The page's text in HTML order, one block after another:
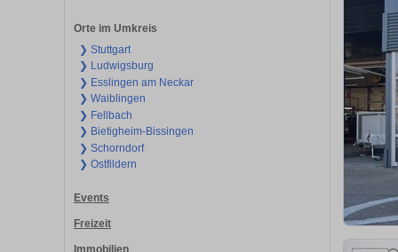
Orte im Umkreis
❯ Stuttgart
❯ Ludwigsburg
❯ Esslingen am Neckar
❯ Waiblingen
❯ Fellbach
❯ Bietigheim-Bissingen
❯ Schorndorf
❯ Ostfildern
Events
Freizeit
Immobilien